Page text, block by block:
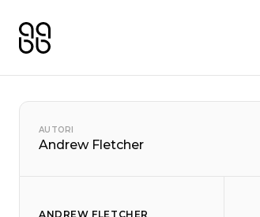
AUTORI
Andrew Fletcher
ANDREW FLETCHER